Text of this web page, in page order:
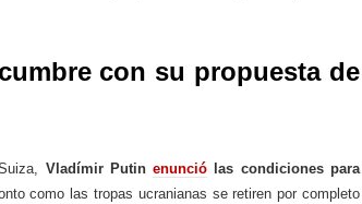
con su propuesta de
Vladímir Putinenunció las condiciones para
como las tropas ucranianas se retiren por completo